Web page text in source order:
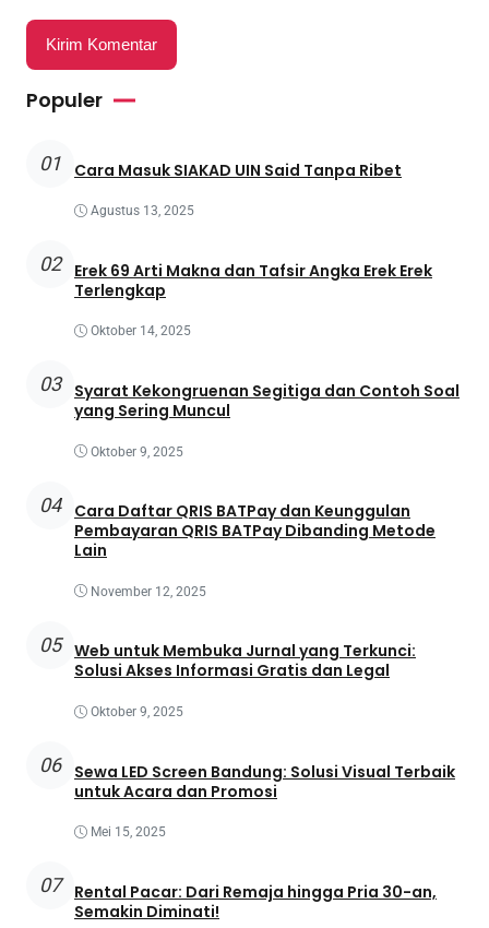
Populer
01 Cara Masuk SIAKAD UIN Said Tanpa Ribet
Agustus 13, 2025
02
Erek 69 Arti Makna dan Tafsir Angka Erek Erek
Terlengkap
Oktober 14, 2025
03
Syarat Kekongruenan Segitiga dan Contoh Soal
yang Sering Muncul
Oktober 9, 2025
04
Cara Daftar QRIS BATPay dan Keunggulan
Pembayaran QRIS BATPay Dibanding Metode
Lain
November 12, 2025
05 Web untuk Membuka Jurnal yang Terkunci:
Solusi Akses Informasi Gratis dan Legal
Oktober 9, 2025
06
Sewa LED Screen Bandung: Solusi Visual Terbaik
untuk Acara dan Promosi
Mei 15, 2025
07
Rental Pacar: Dari Remaja hingga Pria 30-an,
Semakin Diminati!